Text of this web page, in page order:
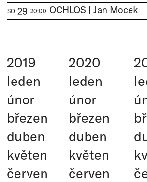
SO 29 20:00 OCHLOS | Jan Mocek
2019
leden
únor
březen
duben
květen
červen
2020
leden
únor
březen
duben
květen
červen